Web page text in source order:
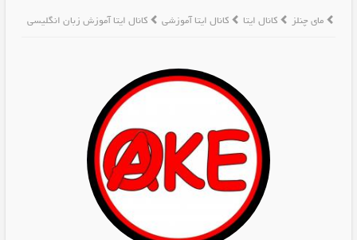
مای چنلز کانال ایتا کانال ایتا آموزشی کانال ایتا آموزش زبان انگلیسی